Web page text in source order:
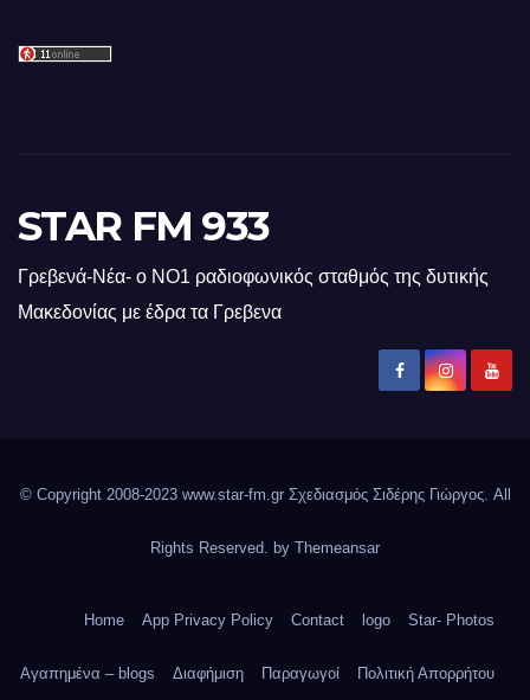
STAR FM 933
Γρεβενά-Νέα- ο ΝΟ1 ραδιοφωνικός σταθμός της δυτικής
Μακεδονίας με έδρα τα Γρεβενα
© Copyright 2008-2023 www.star-fm.gr Σχεδιασμός Σιδέρης Γιώργος. All
Rights Reserved. by Themeansar
Home App Privacy Policy Contact logo Star- Photos
Αγαπημένα – blogs Διαφήμιση Παραγωγοί Πολιτική Απορρήτου